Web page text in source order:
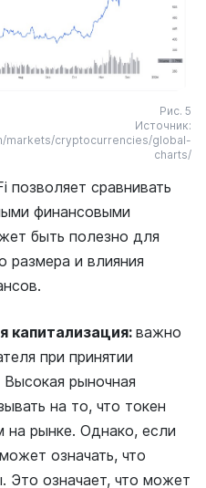
Рис. 5
Источник:
markets/cryptocurrencies/global-
charts/
позволяет сравнивать
финансовыми
быть полезно для
размера и влияния
капитализация: важно
при принятии
рыночная
на то, что токен
на рынке. Однако, если
означать, что
Это означает, что может